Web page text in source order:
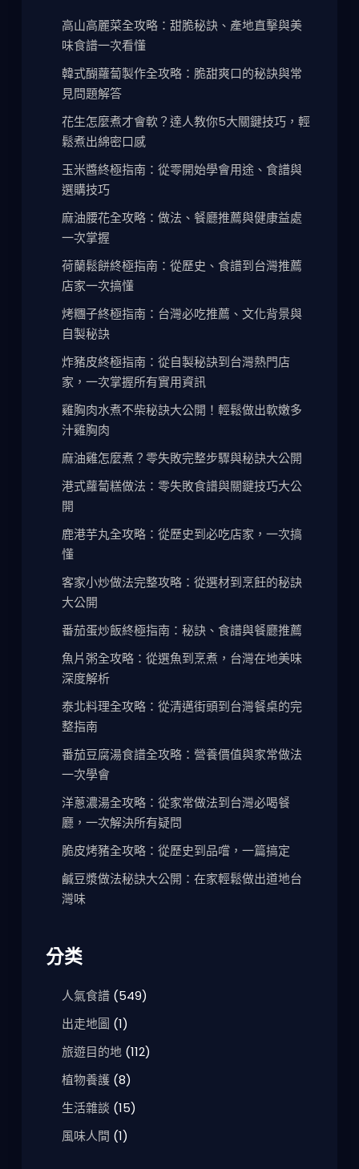
高山高麗菜全攻略：甜脆秘訣、產地直擊與美
味食譜一次看懂
韓式醐蘿蔔製作全攻略：脆甜爽口的秘訣與常
見問題解答
花生怎麼煮才會軟？達人教你5大關鍵技巧，輕
鬆煮出綿密口感
玉米醬終極指南：從零開始學會用途、食譜與
選購技巧
麻油腰花全攻略：做法、餐廳推薦與健康益處
一次掌握
荷蘭鬆餅終極指南：從歷史、食譜到台灣推薦
店家一次搞懂
烤糰子終極指南：台灣必吃推薦、文化背景與
自製秘訣
炸豬皮終極指南：從自製秘訣到台灣熱門店
家，一次掌握所有實用資訊
雞胸肉水煮不柴秘訣大公開！輕鬆做出軟嫩多
汁雞胸肉
麻油雞怎麼煮？零失敗完整步驟與秘訣大公開
港式蘿蔔糕做法：零失敗食譜與關鍵技巧大公
開
鹿港芋丸全攻略：從歷史到必吃店家，一次搞
懂
客家小炒做法完整攻略：從選材到烹飪的秘訣
大公開
番茄蛋炒飯終極指南：秘訣、食譜與餐廳推薦
魚片粥全攻略：從選魚到烹煮，台灣在地美味
深度解析
泰北料理全攻略：從清邁街頭到台灣餐桌的完
整指南
番茄豆腐湯食譜全攻略：營養價值與家常做法
一次學會
洋蔥濃湯全攻略：從家常做法到台灣必喝餐
廳，一次解決所有疑問
脆皮烤豬全攻略：從歷史到品嚐，一篇搞定
鹹豆漿做法秘訣大公開：在家輕鬆做出道地台
灣味
分类
人氣食譜(549)
出走地圖 (1)
旅遊目的地(112)
植物養護(8)
生活雜談 (15)
風味人間 (1)